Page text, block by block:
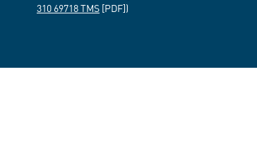
310 69718 TMS [PDF])